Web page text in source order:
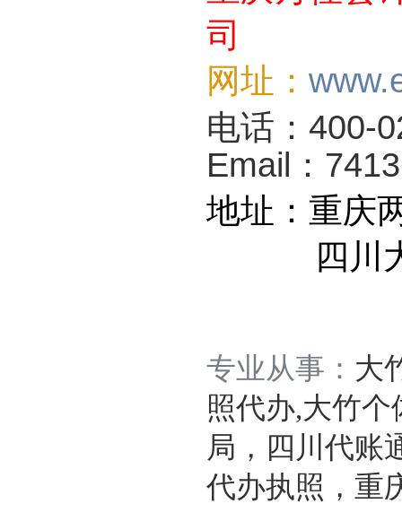
司
网址 ：
电话：400-
Email：
地址：重庆
四川大竹
专业从事： 大
照代办,大竹
局，四川代账
代办执照，重